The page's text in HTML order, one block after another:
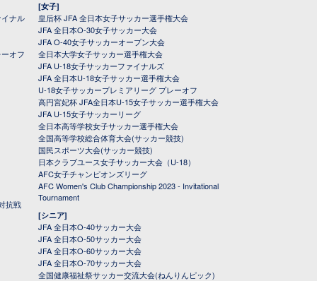
ナル
オフ
抗戦
[女子]
皇后杯 JFA 全日本女子サッカー選手権大会
JFA 全日本O-30女子サッカー大会
JFA O-40女子サッカーオープン大会
全日本大学女子サッカー選手権大会
JFA U-18女子サッカーファイナルズ
JFA 全日本U-18女子サッカー選手権大会
U-18女子サッカープレミアリーグ プレーオフ
高円宮妃杯 JFA全日本U-15女子サッカー選手権大会
JFA U-15女子サッカーリーグ
全日本高等学校女子サッカー選手権大会
全国高等学校総合体育大会(サッカー競技)
国民スポーツ大会(サッカー競技)
日本クラブユース女子サッカー大会（U-18）
AFC女子チャンピオンズリーグ
AFC Women's Club Championship 2023 - Invitational
Tournament
[シニア]
JFA 全日本O-40サッカー大会
JFA 全日本O-50サッカー大会
JFA 全日本O-60サッカー大会
JFA 全日本O-70サッカー大会
全国健康福祉祭サッカー交流大会(ねんりんピック)